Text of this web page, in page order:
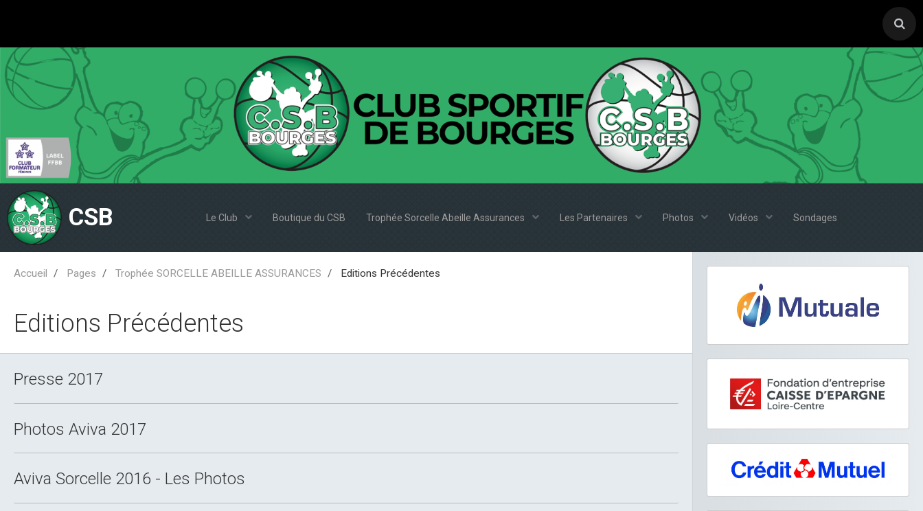
CSB Le Club Boutique du CSB Trophée Sorcelle Abeille Assurances Les Partenaires Photos Vidéos Sondages
Accueil Pages Trophée SORCELLE ABEILLE ASSURANCES Editions Précédentes
Editions Précédentes
Presse 2017
Photos Aviva 2017
Aviva Sorcelle 2016 - Les Photos